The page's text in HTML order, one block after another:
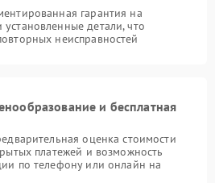
гарантия на
детали, что
неисправностей
и бесплатная
оценка стоимости
платежей и возможность
по телефону или онлайн на